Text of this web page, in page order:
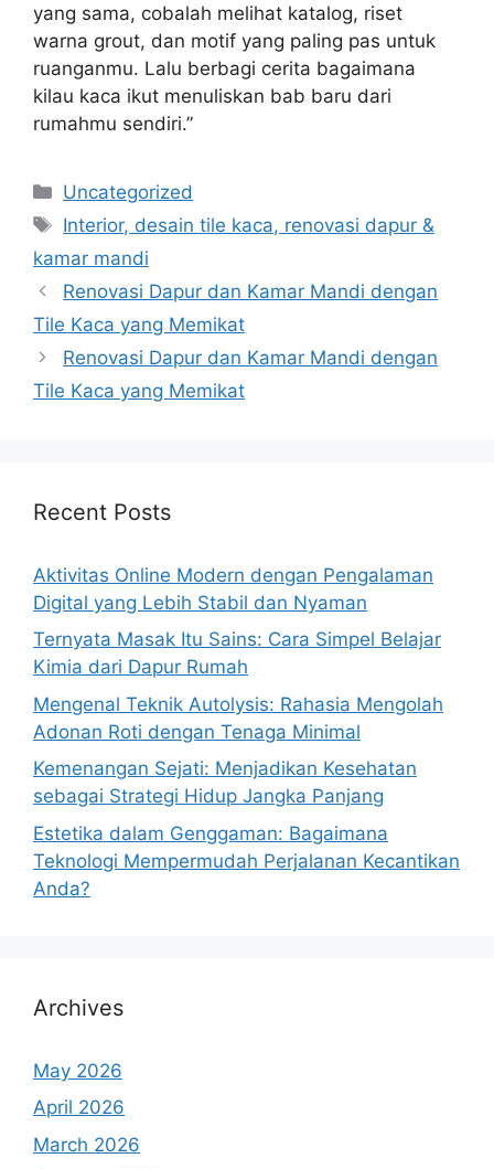
yang sama, cobalah melihat katalog, riset
warna grout, dan motif yang paling pas untuk
ruanganmu. Lalu berbagi cerita bagaimana
kilau kaca ikut menuliskan bab baru dari
rumahmu sendiri.”
Categories
Uncategorized
Tags
Interior, desain tile kaca, renovasi dapur &
kamar mandi
Renovasi Dapur dan Kamar Mandi dengan
Tile Kaca yang Memikat
Renovasi Dapur dan Kamar Mandi dengan
Tile Kaca yang Memikat
Recent Posts
Aktivitas Online Modern dengan Pengalaman
Digital yang Lebih Stabil dan Nyaman
Ternyata Masak Itu Sains: Cara Simpel Belajar
Kimia dari Dapur Rumah
Mengenal Teknik Autolysis: Rahasia Mengolah
Adonan Roti dengan Tenaga Minimal
Kemenangan Sejati: Menjadikan Kesehatan
sebagai Strategi Hidup Jangka Panjang
Estetika dalam Genggaman: Bagaimana
Teknologi Mempermudah Perjalanan Kecantikan
Anda?
Archives
May 2026
April 2026
March 2026